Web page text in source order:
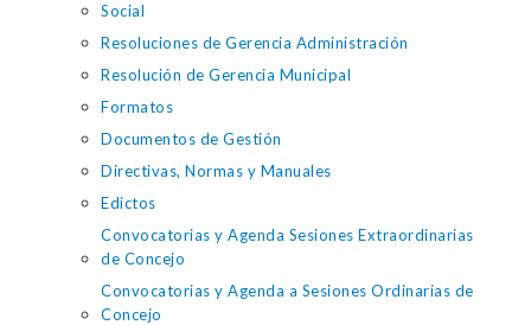
Social
Resoluciones de Gerencia Administración
Resolución de Gerencia Municipal
Formatos
Documentos de Gestión
Directivas, Normas y Manuales
Edictos
Convocatorias y Agenda Sesiones Extraordinarias
de Concejo
Convocatorias y Agenda a Sesiones Ordinarias de
Concejo